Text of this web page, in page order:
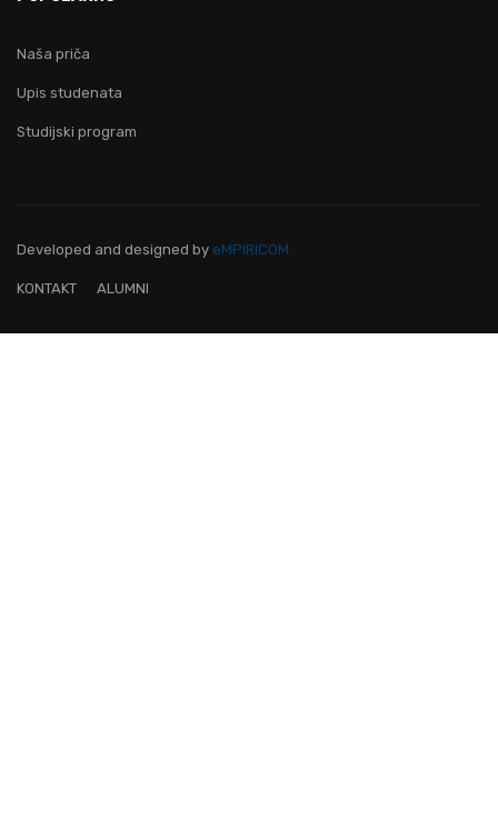
Naša priča
Upis studenata
Studijski program
Developed and designed by eMPIRICOM.
KONTAKT ALUMNI